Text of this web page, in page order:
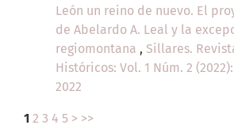
León un reino de nuevo. El
de Abelardo A. Leal y la
regiomontana , Sillares.
Históricos: Vol. 1 Núm. 2
2022
1 2 3 4 5 > >>